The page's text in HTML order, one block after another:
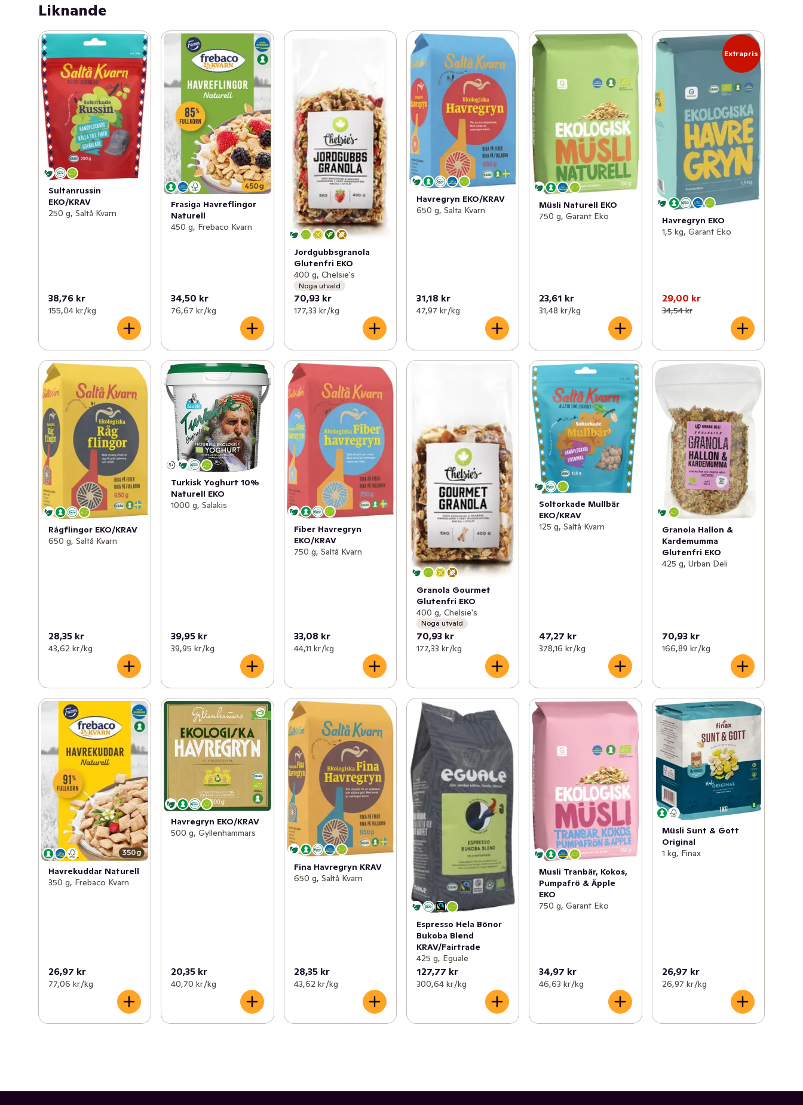
hälsosamt mellanmål under dagen. Vår fruktmüsli är rik
mineraler, till exempel järn, zink och magnesium. Saltå
Kvarns Fruktmüsli är självklart helt naturlig och
innehåller inga tillsatser eller tillsatt socker.
Liknande
Sultanrussin
EKO/KRAV
250 g, Saltå Kvarn
38,76 kr
155,04 kr /kg
Frasiga Havreflingor
Naturell
450 g, Frebaco Kvarn
34,50 kr
76,67 kr /kg
Jordgubbsgranola
Glutenfri EKO
400 g, Chelsie's
Noga utvald
70,93 kr
177,33 kr /kg
Havregryn EKO/KRAV
650 g, Salta Kvarn
31,18 kr
47,97 kr /kg
Müsli Naturell EKO
750 g, Garant Eko
23,61 kr
31,48 kr /kg
Extrapris
Havregryn EKO
1,5 kg, Garant Eko
29,00 kr
34,54 kr
Rågflingor EKO/KRAV
650 g, Saltå Kvarn
28,35 kr
43,62 kr /kg
Turkisk Yoghurt 10%
Naturell EKO
1000 g, Salakis
39,95 kr
39,95 kr /kg
Fiber Havregryn
EKO/KRAV
750 g, Saltå Kvarn
33,08 kr
44,11 kr /kg
Granola Gourmet
Glutenfri EKO
400 g, Chelsie's
Noga utvald
70,93 kr
177,33 kr /kg
Soltorkade Mullbär
EKO/KRAV
125 g, Saltå Kvarn
47,27 kr
378,16 kr /kg
Granola Hallon &
Kardemumma
Glutenfri EKO
425 g, Urban Deli
70,93 kr
166,89 kr /kg
Havrekuddar Naturell
350 g, Frebaco Kvarn
26,97 kr
77,06 kr /kg
Havregryn EKO/KRAV
500 g, Gyllenhammars
20,35 kr
40,70 kr /kg
Fina Havregryn KRAV
650 g, Saltå Kvarn
28,35 kr
43,62 kr /kg
Espresso Hela Bönor
Bukoba Blend
KRAV/Fairtrade
425 g, Eguale
127,77 kr
300,64 kr /kg
Musli Tranbär, Kokos,
Pumpafrö & Äpple
EKO
750 g, Garant Eko
34,97 kr
46,63 kr /kg
Müsli Sunt & Gott
Original
1 kg, Finax
26,97 kr
26,97 kr /kg